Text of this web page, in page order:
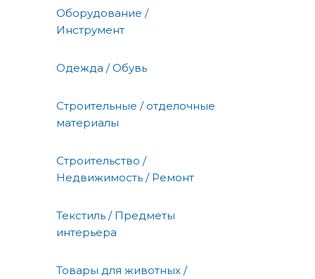
Оборудование /
Инструмент
Одежда / Обувь
Строительные / отделочные
материалы
Строительство /
Недвижимость / Ремонт
Текстиль / Предметы
интерьера
Товары для животных /